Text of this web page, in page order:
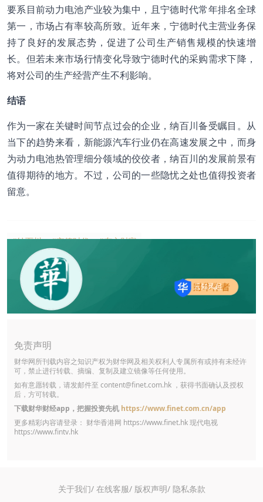
要系目前动力电池产业较为集中，且宁德时代常年排名全球
第一，市场占有率较高所致。近年来，宁德时代主营业务保
持了良好的发展态势，促进了公司生产销售规模的快速增
长。但若未来市场行情变化导致宁德时代的采购需求下降，
将对公司的生产经营产生不利影响。
结语
作为一家在关键时间节点过会的企业，纳百川备受瞩目。从
当下的趋势来看，新能源汽车行业仍在高速发展之中，而身
为动力电池热管理细分领域的佼佼者，纳百川的发展前景有
值得期待的地方。不过，公司的一些隐忧之处也值得投资者
留意。
#纳百川 #宁德时代 #东方财富
云知风起
免责声明
财华网所刊载内容之知识产权为财华网及相关权利人专属所有或持有未经许
可，禁止进行转载、摘编、复制及建立镜像等任何使用。
如有意愿转载，请发邮件至 content@finet.com.hk ，获得书面确认及授权
后，方可转载。
下载财华财经app，把握投资先机 https://www.finet.com.cn/app
更多精彩内容请登录： 财华香港网 https://www.finet.hk现代电视
https://www.fintv.hk
关于我们/ 在线客服/ 版权声明/ 隐私条款